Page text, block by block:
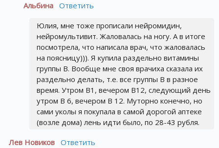
Альбина Ответить
Юлия, мне тоже прописали нейромидин,
нейромультивит. Жаловалась на ногу. А в итоге
посмотрела, что написала врач, что жаловалась
на поясницу))). Я купила раздельно витамины
группы В. Вообще мне своя врачиха сказала их
раздельно делать, т.е. все группы В в разное
время. Утром В1, вечером В12, следующий день
утром В 6, вечером В 12. Муторно конечно, но
сами уколы я покупала в самой дорогой аптеке
(возле дома) лень идти было, по 28-43 рубля.
Лев Новиков Ответить